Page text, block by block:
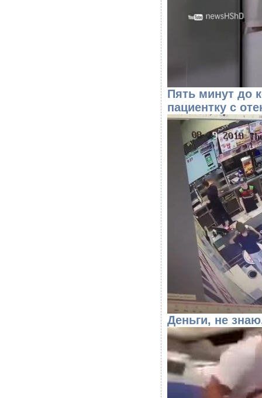
Пять минут до
пациентку с
Деньги, не